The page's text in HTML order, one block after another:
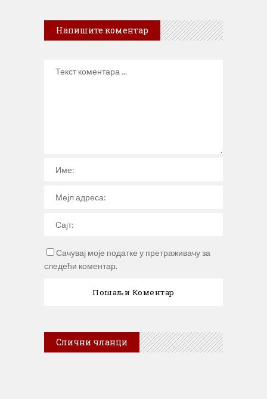
Напишите коментар
Сачувај моје податке у претраживачу за
следећи коментар.
Слични чланци